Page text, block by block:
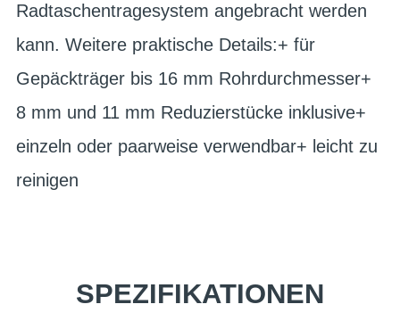
Radtaschentragesystem angebracht werden
kann. Weitere praktische Details:+ für
Gepäckträger bis 16 mm Rohrdurchmesser+
8 mm und 11 mm Reduzierstücke inklusive+
einzeln oder paarweise verwendbar+ leicht zu
reinigen
SPEZIFIKATIONEN